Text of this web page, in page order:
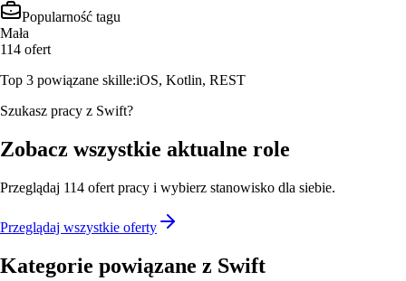
Popularność tagu
Mała
114 ofert
Top 3 powiązane skille:iOS, Kotlin, REST
Szukasz pracy z Swift?
Zobacz wszystkie aktualne role
Przeglądaj 114 ofert pracy i wybierz stanowisko dla siebie.
Przeglądaj wszystkie oferty
Kategorie powiązane z Swift